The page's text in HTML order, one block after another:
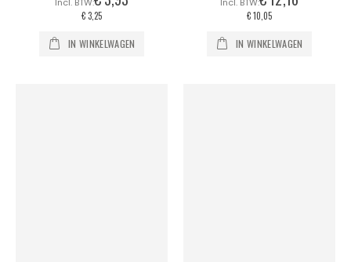
€ 3,25
IN WINKELWAGEN
€ 10,05
IN WINKELWAGEN